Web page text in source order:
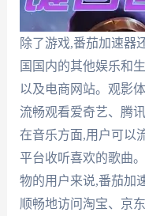
除了游戏,番茄加速器
国国内的其他娱乐和
以及电商网站。观影
流畅观看爱奇艺、腾
在音乐方面,用户可以
平台收听喜欢的歌曲
物的用户来说,番茄加
顺畅地访问淘宝、京东